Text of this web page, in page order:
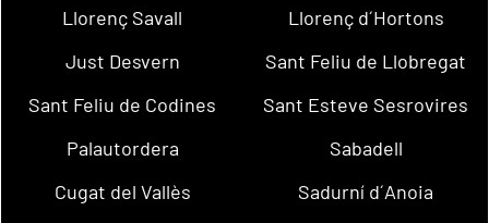
Llorenç Savall
Llorenç d´Hortons
Just Desvern
Sant Feliu de Llobregat
Sant Feliu de Codines
Sant Esteve Sesrovires
Palautordera
Sabadell
Cugat del Vallès
Sadurní d´Anoia